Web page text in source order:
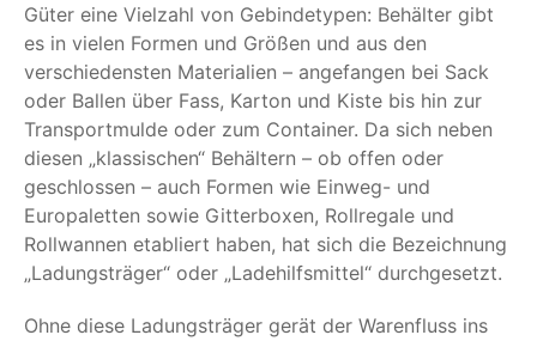
Güter eine Vielzahl von Gebindetypen: Behälter gibt
es in vielen Formen und Größen und aus den
verschiedensten Materialien – angefangen bei Sack
oder Ballen über Fass, Karton und Kiste bis hin zur
Transportmulde oder zum Container. Da sich neben
diesen „klassischen“ Behältern – ob offen oder
geschlossen – auch Formen wie Einweg- und
Europaletten sowie Gitterboxen, Rollregale und
Rollwannen etabliert haben, hat sich die Bezeichnung
„Ladungsträger“ oder „Ladehilfsmittel“ durchgesetzt.
Ohne diese Ladungsträger gerät der Warenfluss ins